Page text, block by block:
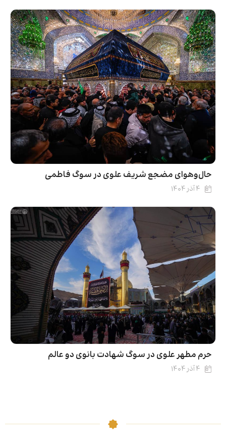
حال‌و‌هوای مضجع شریف علوی در سوگ فاطمی
۴ آذر ۱۴۰۴
حرم مطهر علوی در سوگ شهادت بانوی دو عالم
۴ آذر ۱۴۰۴